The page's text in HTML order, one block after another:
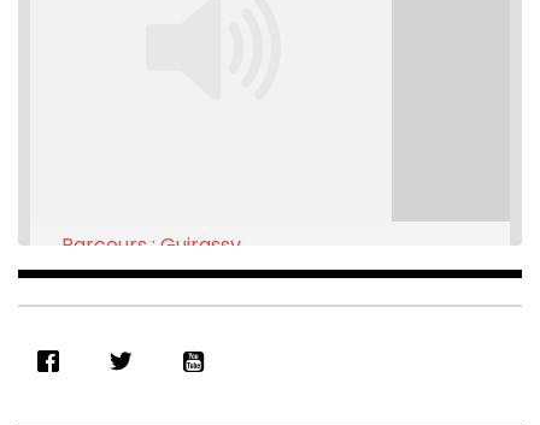
RSS FEED
Parcours : Guirassy
Feb 16, 2021 • 28:08